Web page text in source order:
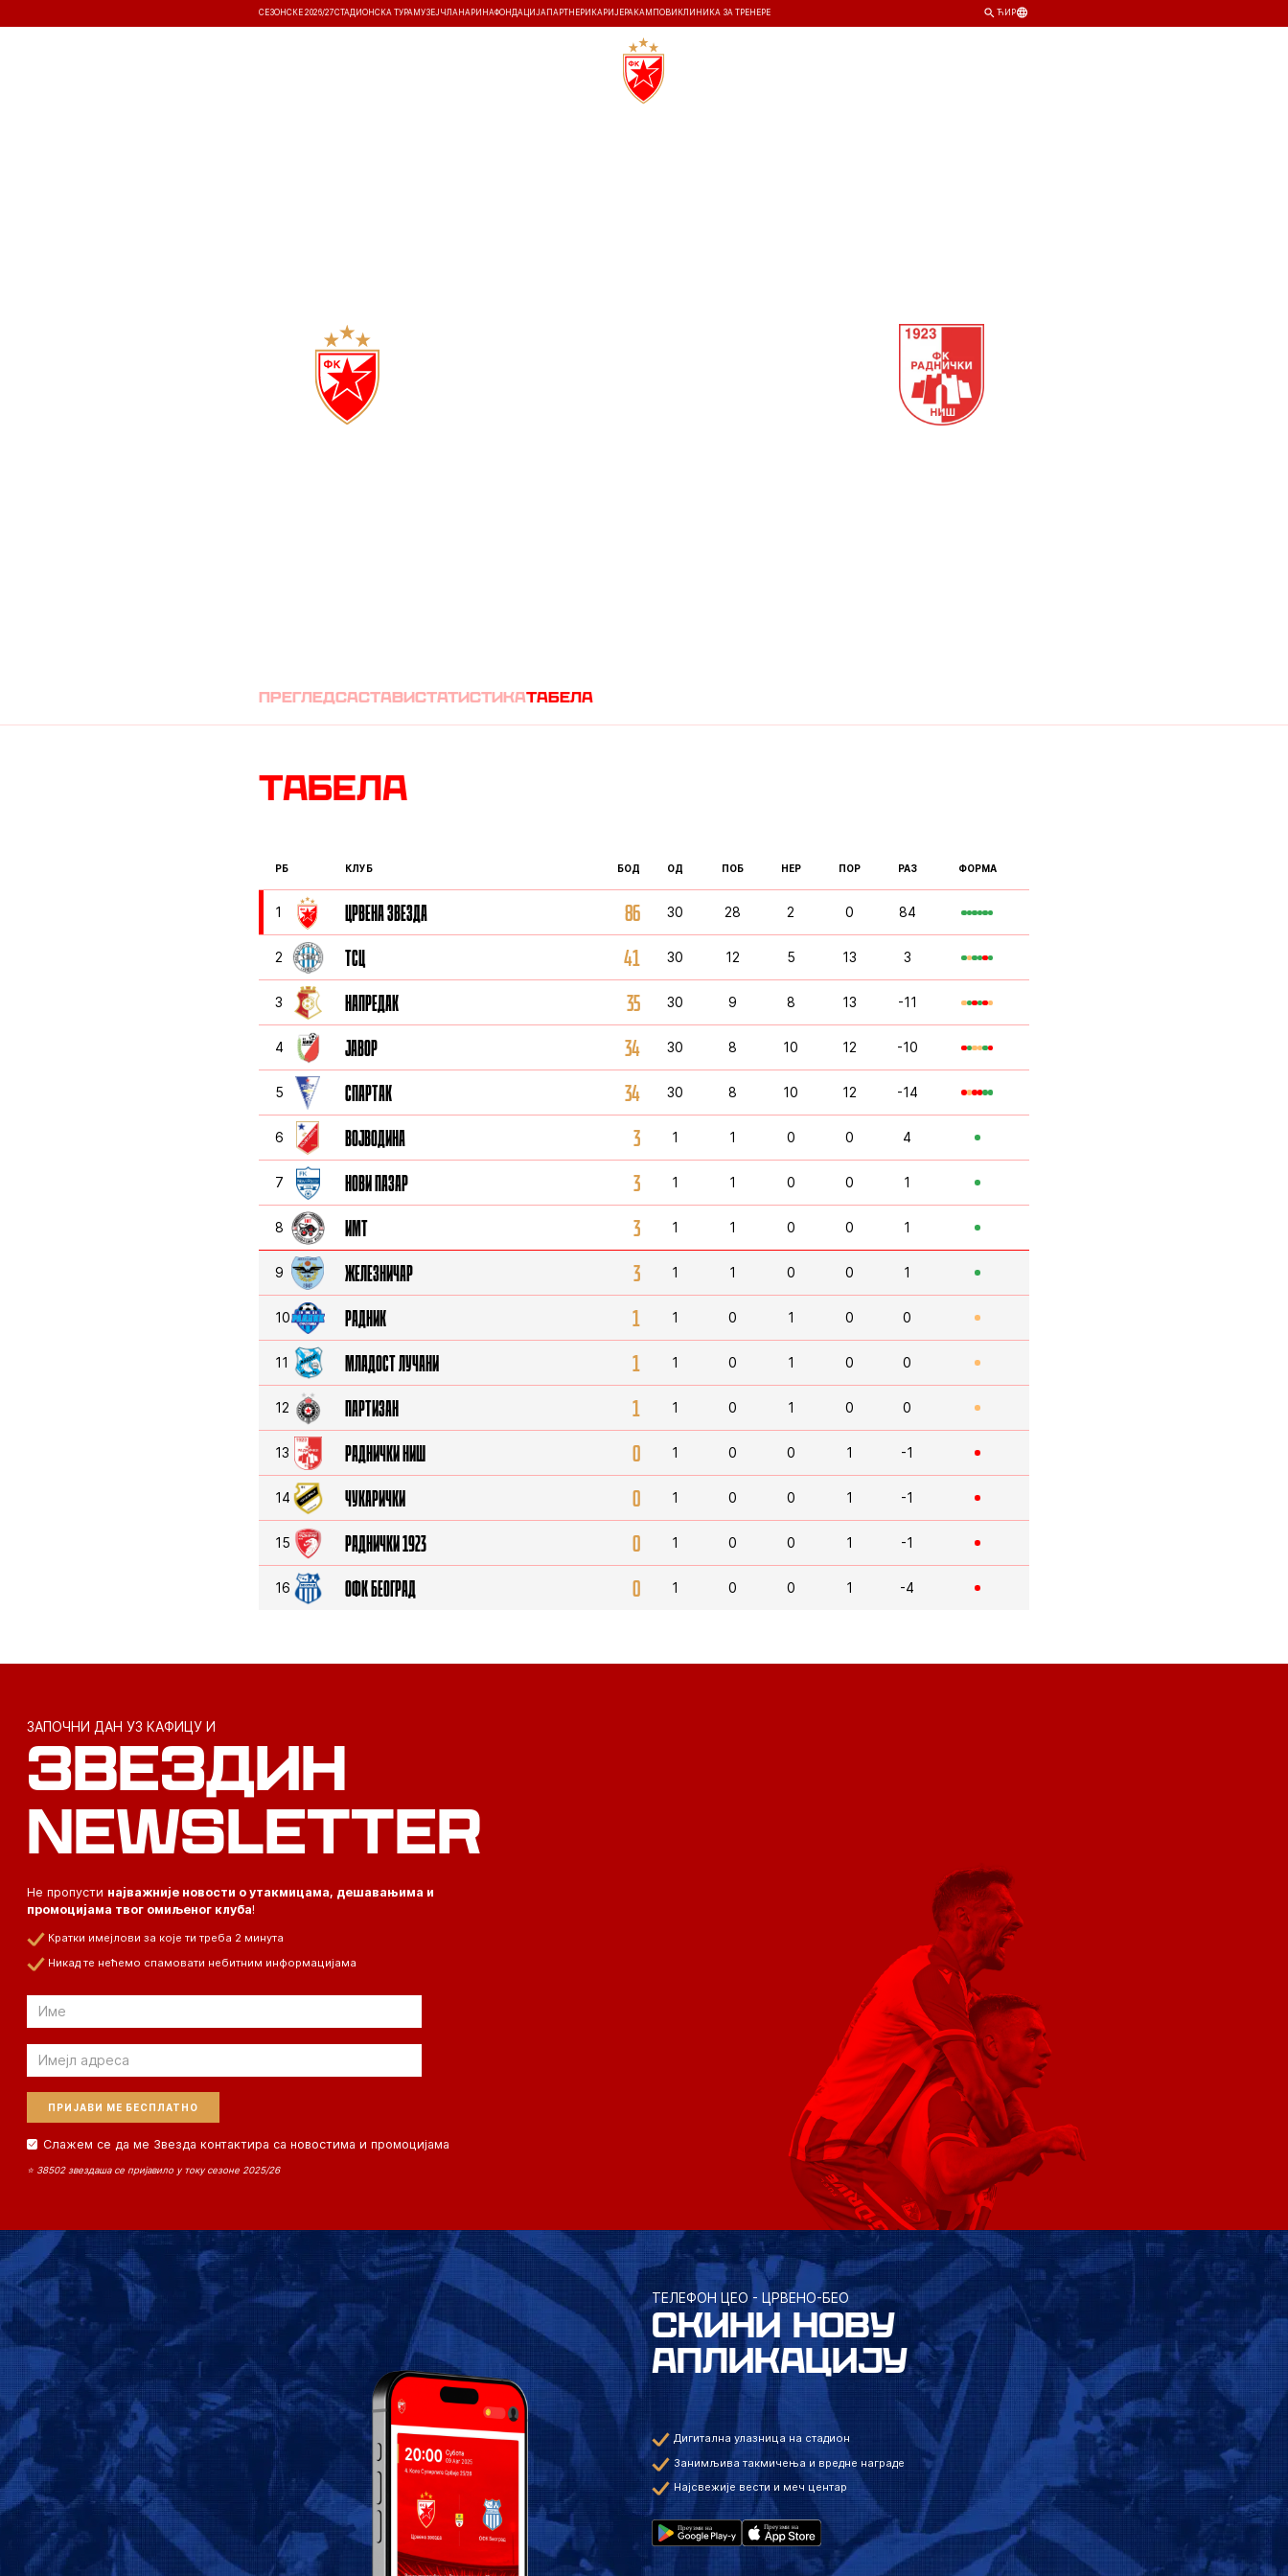
СЕЗОНСКЕ 2026/27СТАДИОНСКА ТУРА МУЗЕЈ ЧЛАНАРИНАФОНДАЦИЈА ПАРТНЕРИ КАРИЈЕРА КАМПОВИ КЛИНИКА ЗА ТРЕНЕРЕ ЋИР
прегледсаставистатистикатабела
Табела
РБ КЛУБ БОД ОД ПОБ НЕР ПОР РАЗ ФОРМА
1 ЦРВЕНА ЗВЕЗДА 86 30 28 2 0 84
2 ТСЦ 41 30 12 5 13 3
3 НАПРЕДАК 35 30 9 8 13 -11
4 ЈАВОР 34 30 8 10 12 -10
5 СПАРТАК 34 30 8 10 12 -14
6 ВОЈВОДИНА 3 1 1 0 0 4
7 НОВИ ПАЗАР 3 1 1 0 0 1
8 ИМТ 3 1 1 0 0 1
9 ЖЕЛЕЗНИЧАР 3 1 1 0 0 1
10 РАДНИК 1 1 0 1 0 0
11 МЛАДОСТ ЛУЧАНИ 1 1 0 1 0 0
12 ПАРТИЗАН 1 1 0 1 0 0
13 РАДНИЧКИ НИШ 0 1 0 0 1 -1
14 ЧУКАРИЧКИ 0 1 0 0 1 -1
15 РАДНИЧКИ 1923 0 1 0 0 1 -1
16 ОФК БЕОГРАД 0 1 0 0 1 -4
ЗАПОЧНИ ДАН УЗ КАФИЦУ И
ЗВЕЗДИН
NEWSLETTER
Не пропусти најважније новости о утакмицама, дешавањима и
промоцијама твог омиљеног клуба!
Кратки имејлови за које ти треба 2 минута
Никад те нећемо спамовати небитним информацијама
Email
Email
Слажем се да ме Звезда контактира са новостима и промоцијама
⭐ 38502 звездаша се пријавило у току сезоне 2025/26
ТЕЛЕФОН ЦЕО - ЦРВЕНО-БЕО
СКИНИ НОВУ
АПЛИКАЦИЈУ
Дигитална улазница на стадион
Занимљива такмичења и вредне награде
Најсвежије вести и меч центар